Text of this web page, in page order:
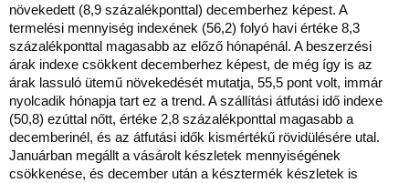
növekedett (8,9 százalékponttal) decemberhez képest. A
termelési mennyiség indexének (56,2) folyó havi értéke 8,3
százalékponttal magasabb az előző hónapénál. A beszerzési
árak indexe csökkent decemberhez képest, de még így is az
árak lassuló ütemű növekedését mutatja, 55,5 pont volt, immár
nyolcadik hónapja tart ez a trend. A szállítási átfutási idő indexe
(50,8) ezúttal nőtt, értéke 2,8 százalékponttal magasabb a
decemberinél, és az átfutási idők kismértékű rövidülésére utal.
Januárban megállt a vásárolt készletek mennyiségének
csökkenése, és december után a késztermék készletek is